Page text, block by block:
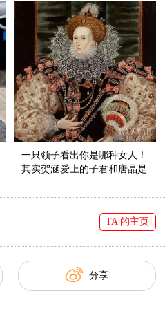
一只领子看出你是哪种女人！
其实贺涵爱上的子君和唐晶是
TA 的主页
分享